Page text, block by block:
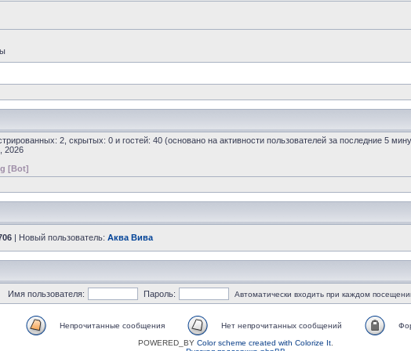
2, скрытых: 0 и гостей: 40 (основано на активности пользователей за последние 5
2026
[Bot]
| Новый пользователь: Аква Вива
Имя пользователя: Пароль: Автоматически входить при каждом
Непрочитанные сообщения Нет непрочитанных сообщений
POWERED_BY Color scheme created with Colorize It.